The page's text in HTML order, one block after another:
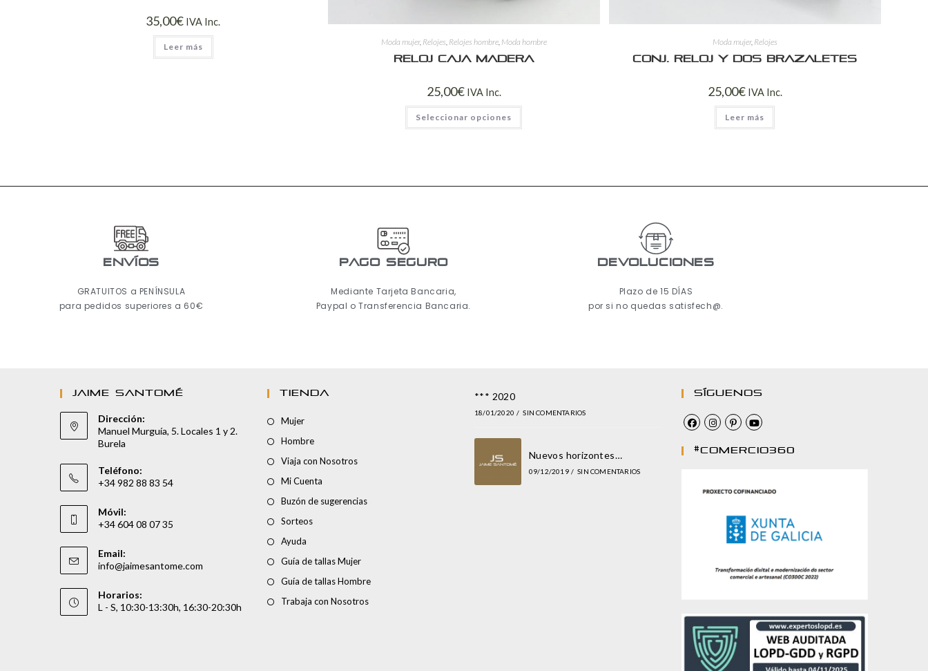
35,00€ IVA Inc.
Leer más
Moda mujer, Relojes Relojes hombre, Moda hombre
Reloj caja madera
25,00€ IVA Inc.
Seleccionar opciones
Moda mujer, Relojes
Conj. reloj y dos brazaletes
25,00€ IVA Inc.
Leer más
ENVÍOS
GRATUITOS a PENÍNSULA
para pedidos superiores a 60€
pago seguro
Mediante Tarjeta Bancaria,
Paypal o Transferencia Bancaria.
Devoluciones
Plazo de 15 DÍAS
por si no quedas satisfech@.
JAIME SANTOMÉ
Dirección:
Manuel Murguía, 5. Locales 1 y 2.
Burela
Teléfono:
+34 982 88 83 54
Móvil:
+34 604 08 07 35
Email:
info@jaimesantome.com
Horarios:
L - S, 10:30-13:30h, 16:30-20:30h
TIENDA
Mujer
Hombre
Viaja con Nosotros
Mi Cuenta
Buzón de sugerencias
Sorteos
Ayuda
Guía de tallas Mujer
Guía de tallas Hombre
Trabaja con Nosotros
*** 2020
18/01/2020 / SIN COMENTARIOS
Nuevos horizontes…
09/12/2019 / SIN COMENTARIOS
Síguenos
#comercio360